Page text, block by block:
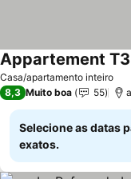
Casa/apartamento inteiro
Appartement
8,3 Muito boa 55
Selecione as datas
exatos.